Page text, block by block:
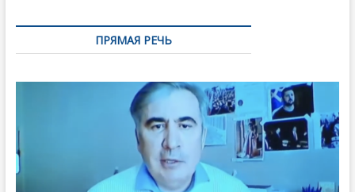
ПРЯМАЯ РЕЧЬ